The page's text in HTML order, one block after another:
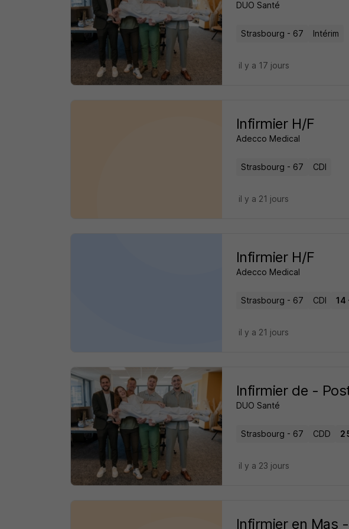
DUO Santé
Strasbourg - 67 Intérim
il y a 17 jours
Infirmier H/F
Adecco Medical
Strasbourg - 67 CDI
il y a 21 jours
Infirmier H/F
Adecco Medical
Strasbourg - 67 CDI 14
il y a 21 jours
Infirmier de -
DUO Santé
Strasbourg - 67 CDD 2
il y a 23 jours
Infirmier en Mas